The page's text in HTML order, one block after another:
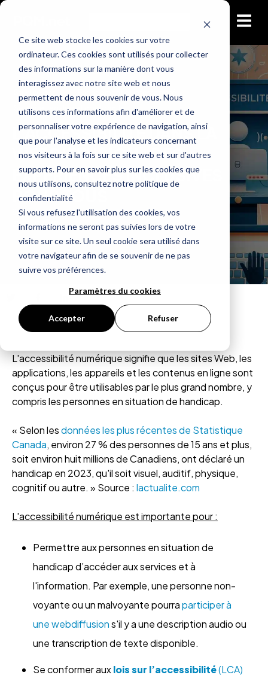
Ce site web stocke les cookies sur votre
ordinateur. Ces cookies sont utilisés pour collecter
des informations sur la manière dont vous
interagissez avec notre site web et nous
permettent de nous souvenir de vous. Nous
utilisons ces informations afin d'améliorer et de
personnaliser votre expérience de navigation, ainsi
que pour l'analyse et les indicateurs concernant
nos visiteurs à la fois sur ce site web et sur d'autres
supports. Pour en savoir plus sur les cookies que
nous utilisons, consultez notre politique de
confidentialité
Si vous refusez l'utilisation des cookies, vos
informations ne seront pas suivies lors de votre
visite sur ce site. Un seul cookie sera utilisé dans
votre navigateur afin de se souvenir de ne pas
suivre vos préférences.
Paramètres du cookies
Accepter Refuser
Sécurité, légalité et conformité
L'ACCESSIBILITÉ DANS LA
WEBDIFFUSION : DES
EXPÉRIENCES INCLUSIVES
POUR TOUS
Simon Fortin
2024-02-09
L'accessibilité numérique signifie que les sites Web, les
applications, les appareils et les contenus en ligne sont
conçus pour être utilisables par le plus grand nombre, y
compris les personnes en situation de handicap.
« Selon lesdonnées les plus récentes de Statistique
Canada, environ 27 % des personnes de 15 ans et plus,
soit environ huit millions de Canadiens, ont déclaré un
handicap en 2023, qu'il soit visuel, auditif, physique,
cognitif ou autre. » Source : lactualite.com
L'accessibilité numérique est importante pour :
Permettre aux personnes en situation de
handicap d’accéder aux services et à
l'information. Par exemple, une personne non-
voyante ou un malvoyante pourraparticiper à
une webdiffusions'il y a une description audio ou
une transcription de texte disponible.
Se conformer auxlois sur l’accessibilité(LCA)